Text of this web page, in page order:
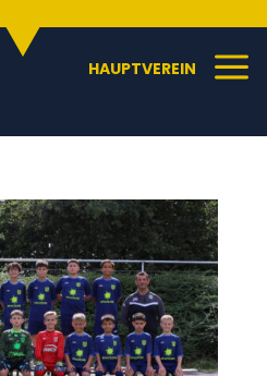
C
HAUPTVEREIN a